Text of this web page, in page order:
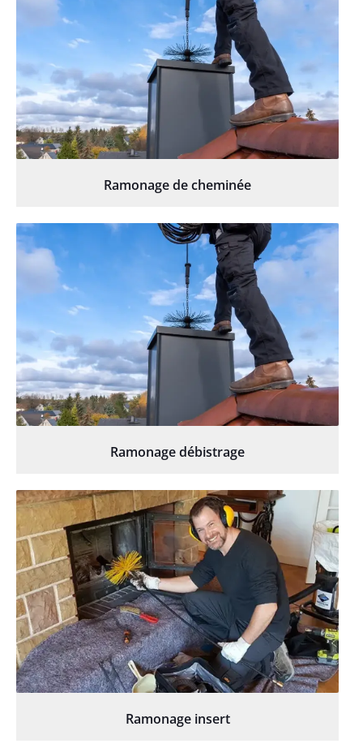
Ramonage de cheminée
Ramonage débistrage
Ramonage insert